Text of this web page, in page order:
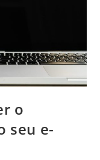
o
seu e-